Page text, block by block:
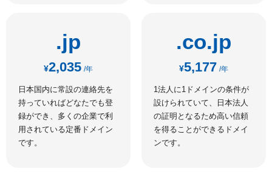
.jp
¥2,035 /年
日本国内に常設の連絡先を
持っていればどなたでも登
録ができ、多くの企業で利
用されている定番ドメイン
です。
.co.jp
¥5,177 /年
1法人に1ドメインの条件が
設けられていて、日本法人
の証明となるため高い信頼
を得ることができるドメイ
ンです。